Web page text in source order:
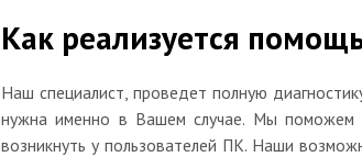
Как реализуется
Наш специалист, проведет полную
нужна именно в Вашем случае. Мы поможем
возникнуть у пользователей ПК. Наши